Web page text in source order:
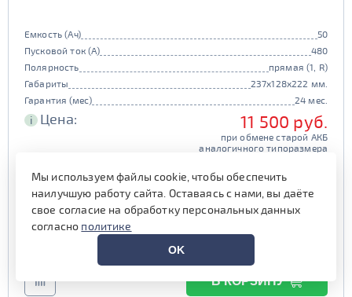
Емкость (Ач)
50
Пусковой ток (А)
480
Полярность
прямая (1, R)
Габариты
237x128x222 мм.
Гарантия (мес)
24 мес.
i Цена: 11 500 руб.
при обмене старой АКБ
аналогичного типоразмера
11 900 руб.
Выгода на обслуживании от
600 руб.*
В КОРЗИНУ
Мы используем файлы cookie, чтобы обеспечить
наилучшую работу сайта. Оставаясь с нами, вы даёте
свое согласие на обработку персональных данных
согласно политике
OK